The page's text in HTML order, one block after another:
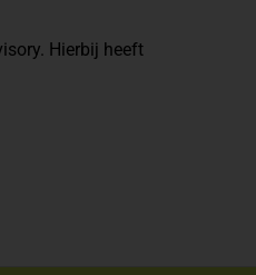
Hierbij heeft